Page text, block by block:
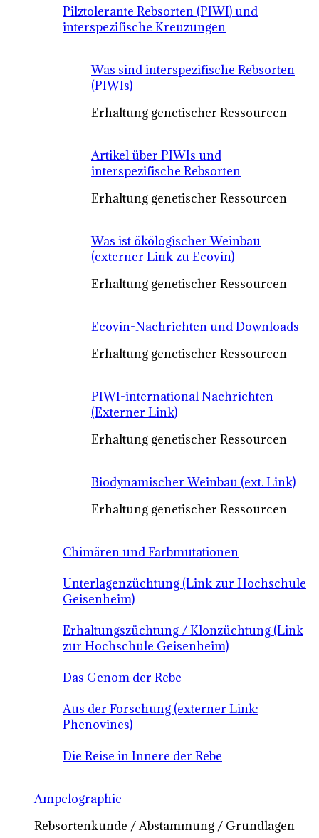
Pilztolerante Rebsorten (PIWI) und
interspezifische Kreuzungen
Was sind interspezifische Rebsorten
(PIWIs)
Erhaltung genetischer Ressourcen
Artikel über PIWIs und
interspezifische Rebsorten
Erhaltung genetischer Ressourcen
Was ist ökölogischer Weinbau
(externer Link zu Ecovin)
Erhaltung genetischer Ressourcen
Ecovin-Nachrichten und Downloads
Erhaltung genetischer Ressourcen
PIWI-international Nachrichten
(Externer Link)
Erhaltung genetischer Ressourcen
Biodynamischer Weinbau (ext. Link)
Erhaltung genetischer Ressourcen
Chimären und Farbmutationen
Unterlagenzüchtung (Link zur Hochschule
Geisenheim)
Erhaltungszüchtung / Klonzüchtung (Link
zur Hochschule Geisenheim)
Das Genom der Rebe
Aus der Forschung (externer Link:
Phenovines)
Die Reise in Innere der Rebe
Ampelographie
Rebsortenkunde / Abstammung / Grundlagen